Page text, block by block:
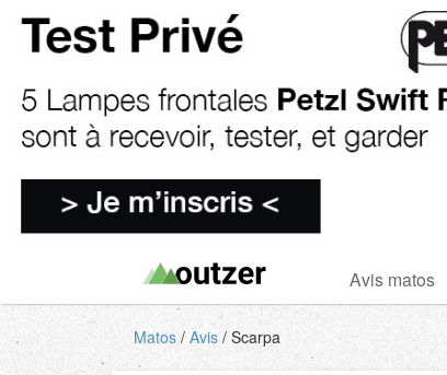
Avis matos
Matos Avis Scarpa